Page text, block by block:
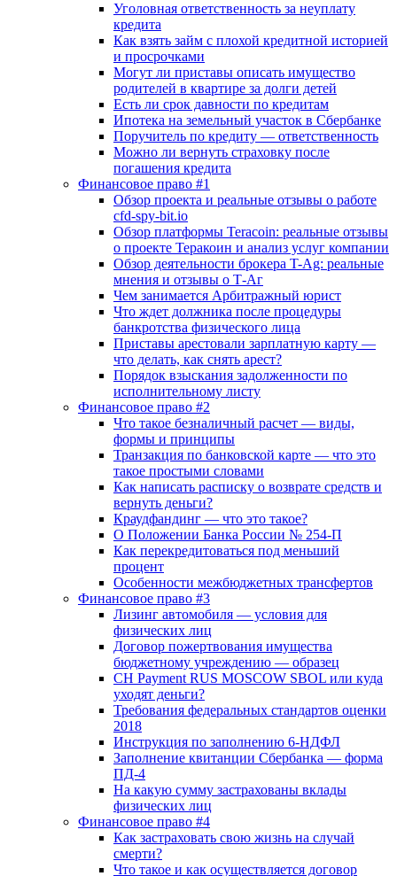
Уголовная ответственность за неуплату
кредита
Как взять займ с плохой кредитной историей
и просрочками
Могут ли приставы описать имущество
родителей в квартире за долги детей
Есть ли срок давности по кредитам
Ипотека на земельный участок в Сбербанке
Поручитель по кредиту — ответственность
Можно ли вернуть страховку после
погашения кредита
Финансовое право #1
Обзор проекта и реальные отзывы о работе
cfd-spy-bit.io
Обзор платформы Teracoin: реальные отзывы
о проекте Теракоин и анализ услуг компании
Обзор деятельности брокера T-Ag: реальные
мнения и отзывы о Т-Аг
Чем занимается Арбитражный юрист
Что ждет должника после процедуры
банкротства физического лица
Приставы арестовали зарплатную карту —
что делать, как снять арест?
Порядок взыскания задолженности по
исполнительному листу
Финансовое право #2
Что такое безналичный расчет — виды,
формы и принципы
Транзакция по банковской карте — что это
такое простыми словами
Как написать расписку о возврате средств и
вернуть деньги?
Краудфандинг — что это такое?
О Положении Банка России № 254-П
Как перекредитоваться под меньший
процент
Особенности межбюджетных трансфертов
Финансовое право #3
Лизинг автомобиля — условия для
физических лиц
Договор пожертвования имущества
бюджетному учреждению — образец
CH Payment RUS MOSCOW SBOL или куда
уходят деньги?
Требования федеральных стандартов оценки
2018
Инструкция по заполнению 6-НДФЛ
Заполнение квитанции Сбербанка — форма
ПД-4
На какую сумму застрахованы вклады
физических лиц
Финансовое право #4
Как застраховать свою жизнь на случай
смерти?
Что такое и как осуществляется договор